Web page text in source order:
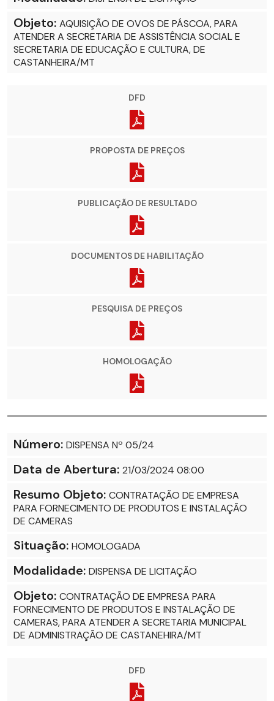
Objeto: AQUISIÇÃO DE OVOS DE PÁSCOA, PARA
ATENDER A SECRETARIA DE ASSISTÊNCIA SOCIAL E
SECRETARIA DE EDUCAÇÃO E CULTURA, DE
CASTANHEIRA/MT
DFD
PROPOSTA DE PREÇOS
PUBLICAÇÃO DE RESULTADO
DOCUMENTOS DE HABILITAÇÃO
PESQUISA DE PREÇOS
HOMOLOGAÇÃO
Número: DISPENSA Nº 05/24
Data de Abertura: 21/03/2024 08:00
Resumo Objeto: CONTRATAÇÃO DE EMPRESA
PARA FORNECIMENTO DE PRODUTOS E INSTALAÇÃO
DE CAMERAS
Situação: HOMOLOGADA
Modalidade: DISPENSA DE LICITAÇÃO
Objeto: CONTRATAÇÃO DE EMPRESA PARA
FORNECIMENTO DE PRODUTOS E INSTALAÇÃO DE
CAMERAS, PARA ATENDER A SECRETARIA MUNICIPAL
DE ADMINISTRAÇÃO DE CASTANEHIRA/MT
DFD